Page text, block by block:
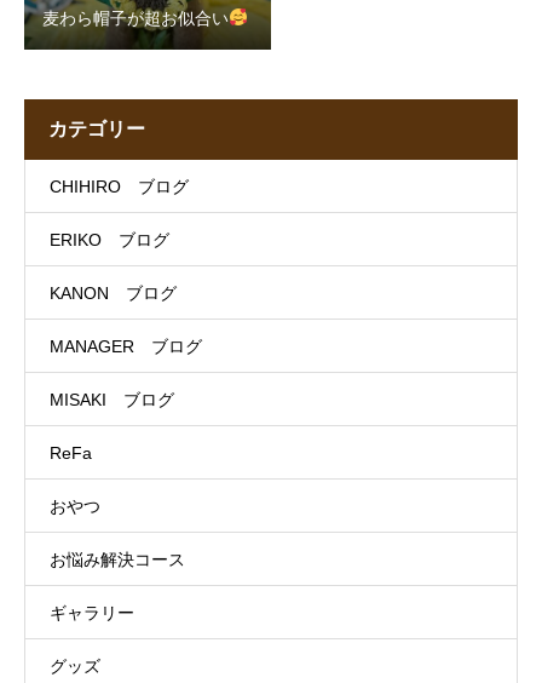
麦わら帽子が超お似合い
カテゴリー
CHIHIRO ブログ
ERIKO ブログ
KANON ブログ
MANAGER ブログ
MISAKI ブログ
ReFa
おやつ
お悩み解決コース
ギャラリー
グッズ